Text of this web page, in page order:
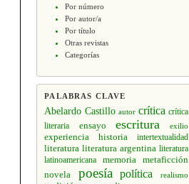
Por número
Por autor/a
Por título
Otras revistas
Categorías
PALABRAS CLAVE
Abelardo Castillo autor crítica crítica
literaria
ensayo escritura exilio
experiencia historia intertextualidad
literatura literatura argentina literatura
latinoamericana
memoria
metaficción
novela
poesía política realismo